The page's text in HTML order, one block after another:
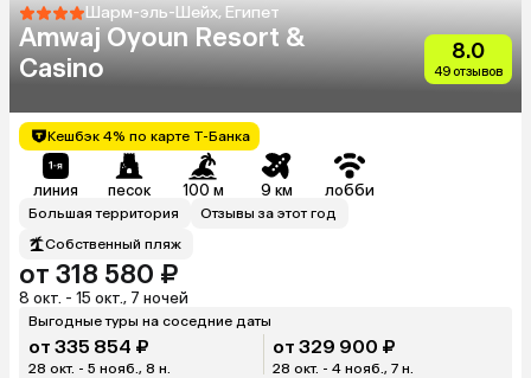
Шарм-эль-Шейх, Египет
Amwaj Oyoun Resort &
Casino
8.0
49 отзывов
Кешбэк 4% по карте Т-Банка
линия песок 100 м 9 км лобби
Большая территория
Отзывы за этот год
Собственный пляж
от 318 580 ₽
8 окт. - 15 окт., 7 ночей
Выгодные туры на соседние даты
от 335 854 ₽
28 окт. - 5 нояб., 8 н.
от 329 900 ₽
28 окт. - 4 нояб., 7 н.